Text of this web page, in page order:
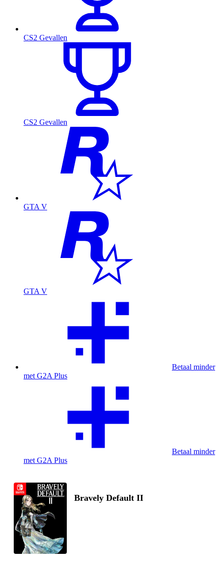
CS2 Gevallen
CS2 Gevallen
GTA V
GTA V
Betaal minder
met G2A Plus
Betaal minder
met G2A Plus
Bravely Default II